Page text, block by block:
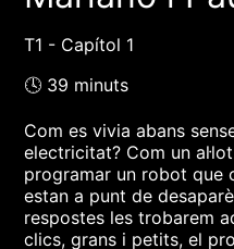
00:00 00:00
T1 - Capítol 1
🕓 39 minuts
Com es vivia abans
electricitat? Com un
programar un robot que
estan a punt de
respostes les trobarem
clics, grans i petits, el